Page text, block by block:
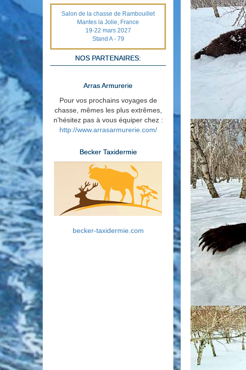
Salon de la chasse de Rambouillet
Mantes la Jolie, France
19-22 mars 2027
Stand A - 79
NOS PARTENAIRES:
Arras Armurerie
Pour vos prochains voyages de
chasse, mêmes les plus extrêmes,
n'hésitez pas à vous équiper chez :
http://www.arrasarmurerie.com/
Becker Taxidermie
becker-taxidermie.com